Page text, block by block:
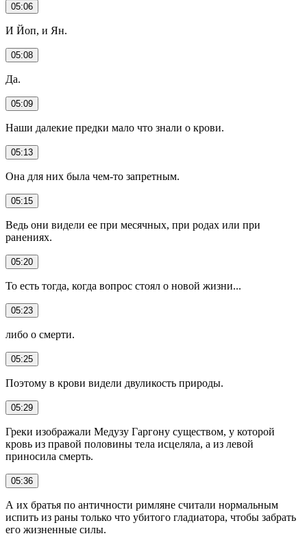
05:06
И Йоп, и Ян.
05:08
Да.
05:09
Наши далекие предки мало что знали о крови.
05:13
Она для них была чем-то запретным.
05:15
Ведь они видели ее при месячных, при родах или при
ранениях.
05:20
То есть тогда, когда вопрос стоял о новой жизни...
05:23
либо о смерти.
05:25
Поэтому в крови видели двуликость природы.
05:29
Греки изображали Медузу Гаргону существом, у которой
кровь из правой половины тела исцеляла, а из левой
приносила смерть.
05:36
А их братья по античности римляне считали нормальным
испить из раны только что убитого гладиатора, чтобы забрать
его жизненные силы.